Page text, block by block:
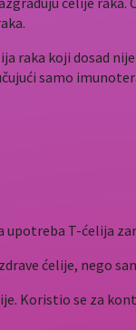
koji dosad
samo
T-ćelija
ćelije, nego
Koristio se za